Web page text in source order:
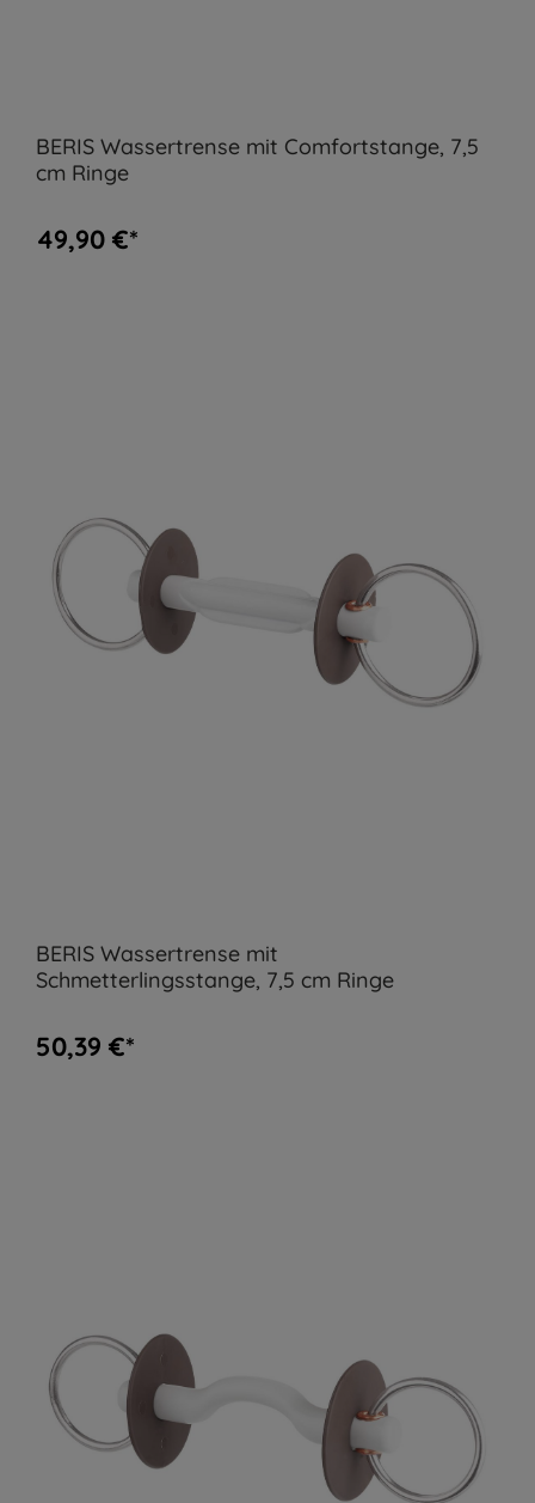
BERIS Wassertrense mit Comfortstange, 7,5
cm Ringe
49,90 €*
BERIS Wassertrense mit
Schmetterlingsstange, 7,5 cm Ringe
50,39 €*